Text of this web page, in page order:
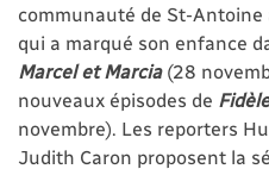
communauté de St-
qui a marqué son enfance
Marcel et Marcia (28
nouveaux épisodes de
novembre). Les reporters
Judith Caron proposent la